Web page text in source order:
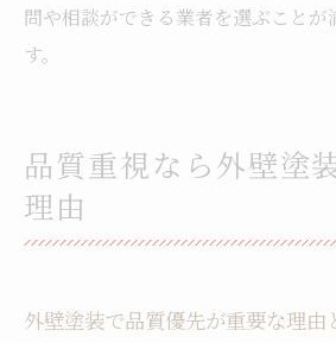
問や相談ができる業者を選ぶことが
す。
品質重視なら外壁塗
理由
外壁塗装で品質優先が重要な理由